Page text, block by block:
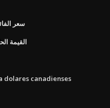
سعر
القيمة
dolares canadienses